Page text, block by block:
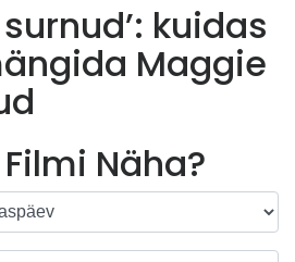
kuidas
Maggie
Näha?